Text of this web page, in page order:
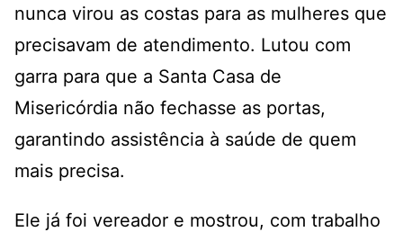
nunca virou as costas para as mulheres que
precisavam de atendimento. Lutou com
garra para que a Santa Casa de
Misericórdia não fechasse as portas,
garantindo assistência à saúde de quem
mais precisa.
Ele já foi vereador e mostrou, com trabalho